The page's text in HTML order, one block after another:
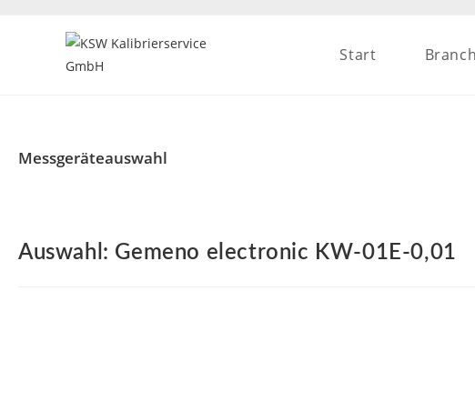
Start
Messgeräteauswahl
Auswahl: Gemeno electronic KW-01E-0,01